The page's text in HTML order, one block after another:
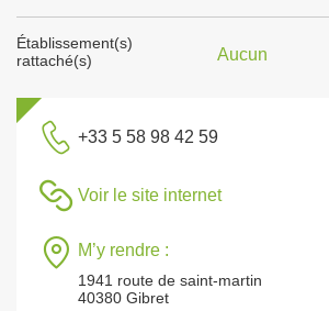
Établissement(s)
rattaché(s)
Aucun
+33 5 58 98 42 59
Voir le site internet
M’y rendre :
1941 route de saint-martin
40380 Gibret